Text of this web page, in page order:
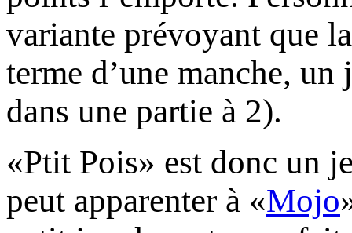
variante prévoyant que
terme d’une manche,
dans une partie à 2).
«Ptit Pois» est donc un
peut apparenter à «Mojo